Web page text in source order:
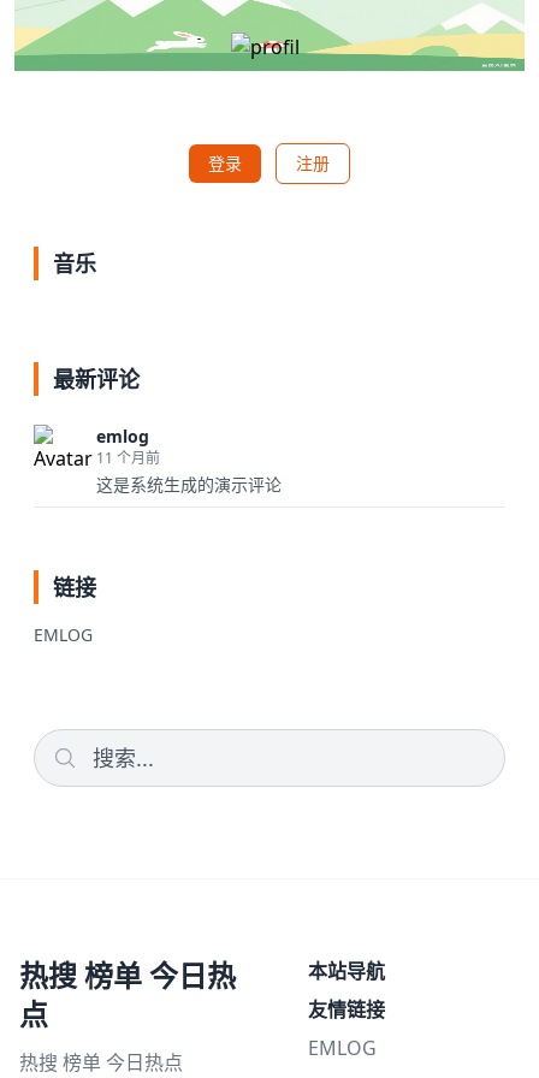
登录 注册
音乐
最新评论
emlog
11 个月前
这是系统生成的演示评论
链接
EMLOG
热搜 榜单 今日热
点
热搜 榜单 今日热点
本站导航
友情链接
EMLOG